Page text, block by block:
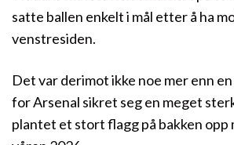
satte ballen enkelt i mål etter å ha
venstresiden.
Det var derimot ikke noe mer enn
for Arsenal sikret seg en meget
plantet et stort flagg på bakken